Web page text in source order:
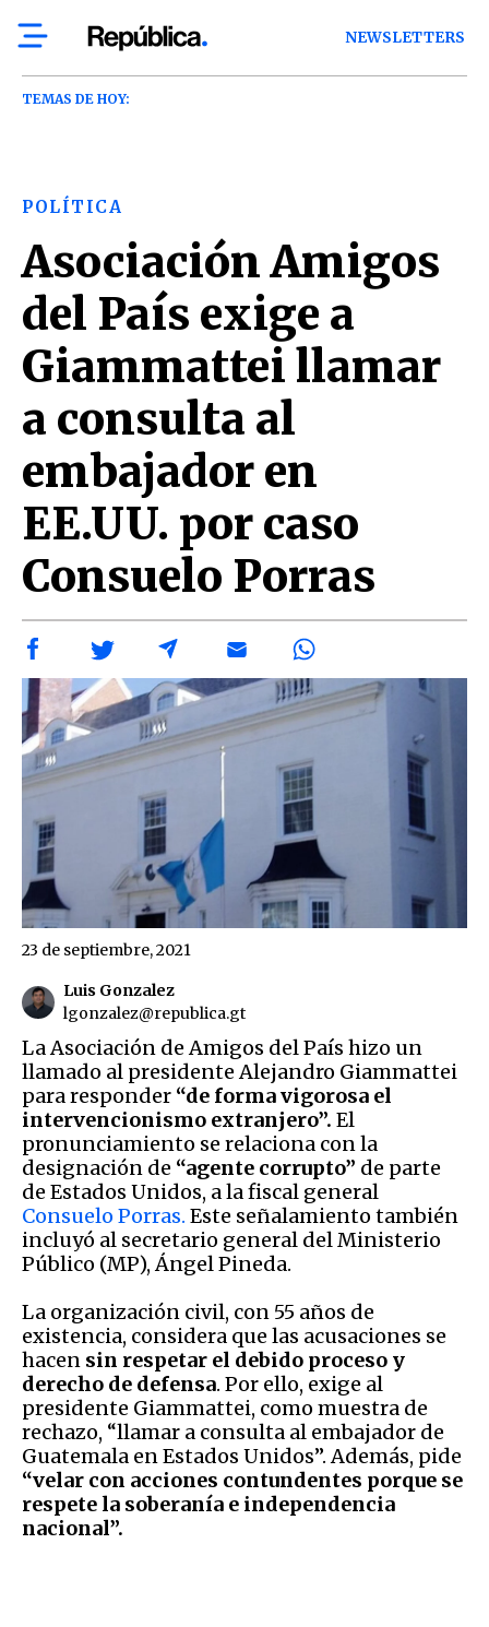
NEWSLETTERS
TEMAS DE HOY:
POLÍTICA
Asociación Amigos
del País exige a
Giammattei llamar
a consulta al
embajador en
EE.UU. por caso
Consuelo Porras
Luis Gonzalez
lgonzalez@republica.gt
23 de septiembre, 2021
La Asociación de Amigos del País hizo un
llamado al presidente Alejandro Giammattei
para responder “de forma vigorosa el
intervencionismo extranjero”. El
pronunciamiento se relaciona con la
designación de “agente corrupto” de parte
de Estados Unidos, a la fiscal general
Consuelo Porras. Este señalamiento también
incluyó al secretario general del Ministerio
Público (MP), Ángel Pineda.
La organización civil, con 55 años de
existencia, considera que las acusaciones se
hacen sin respetar el debido proceso y
derecho de defensa. Por ello, exige al
presidente Giammattei, como muestra de
rechazo, “llamar a consulta al embajador de
Guatemala en Estados Unidos”. Además, pide
“velar con acciones contundentes porque se
respete la soberanía e independencia
nacional”.